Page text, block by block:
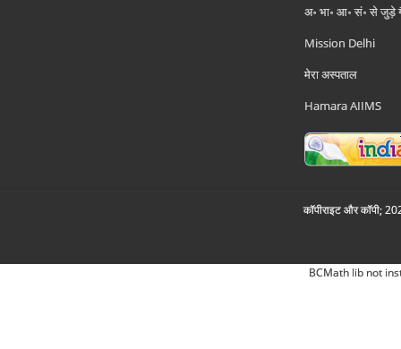
अ॰ भा॰ आ॰ सं॰ से जुड़े
Mission Delhi
मेरा अस्पताल
Hamara AIIMS
कॉपीराइट और कॉपी;
BCMath lib not